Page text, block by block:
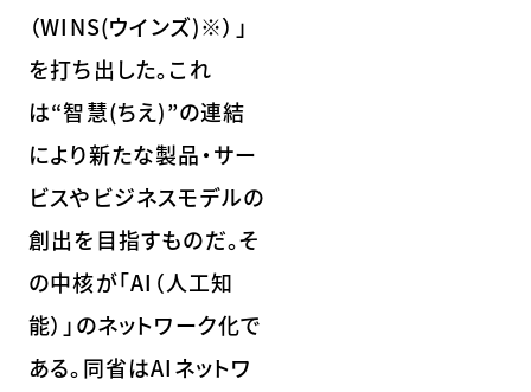
（WINS(ウインズ)※）」
を打ち出した。これ
は“智慧(ちえ)”の連結
により新たな製品・サー
ビスやビジネスモデルの
創出を目指すものだ。そ
の中核が「AI（人工知
能）」のネットワーク化で
ある。同省はAIネットワ